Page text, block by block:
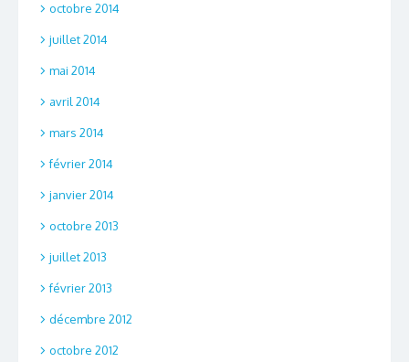
octobre 2014
juillet 2014
mai 2014
avril 2014
mars 2014
février 2014
janvier 2014
octobre 2013
juillet 2013
février 2013
décembre 2012
octobre 2012